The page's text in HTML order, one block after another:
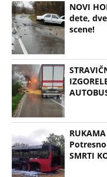
NOVI
dete,
scene!
SMRTI